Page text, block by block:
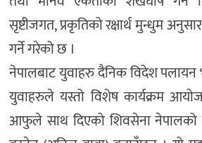
सृष्टीजगत, प्रकृतिको रक्षार्थ मुन्धुम
गर्ने गरेको छ ।
नेपालबाट युवाहरु दैनिक विदेश
युवाहरुले यस्तो विशेष कार्यक्रम
आफुले साथ दिएको शिवसेना नेपालको